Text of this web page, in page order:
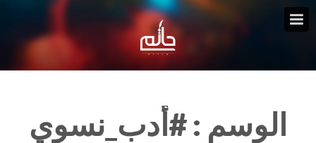
الوسم :#أدب_نسوي